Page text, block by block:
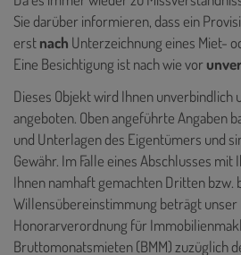
Sie darüber informieren, dass ein
erstnach Unterzeichnung eines Miet-
Eine Besichtigung ist nach wie vor
Dieses Objekt wird Ihnen unverbindlich
angeboten. Oben angeführte Angaben
und Unterlagen des Eigentümers und
Gewähr. Im Falle eines Abschlusses
Ihnen namhaft gemachten Dritten bzw.
Willensübereinstimmung beträgt unser
Honorarverordnung für
Bruttomonatsmieten (BMM) zuzüglich